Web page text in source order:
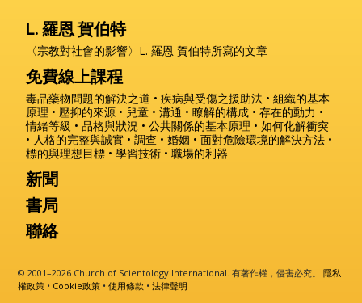
L. 羅恩 賀伯特
〈宗教對社會的影響〉L. 羅恩 賀伯特所寫的文章
免費線上課程
毒品藥物問題的解決之道 疾病與受傷之援助法
組織的基本
原理
壓抑的來源 兒童 溝通 瞭解的構成
存在的動力
情緒等級
品格與狀況 公共關係的基本原理
如何化解衝突
人格的完整與誠實
調查 婚姻
面對危險環境的解決方法
標的與理想目標
學習技術 職場的利器
新聞
書局
聯絡
© 2001–2026 Church of Scientology International. 有著作權，侵害必究。隱私
權政策 • Cookie政策 •使用條款 •法律聲明